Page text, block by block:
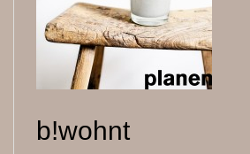
b!wohnt